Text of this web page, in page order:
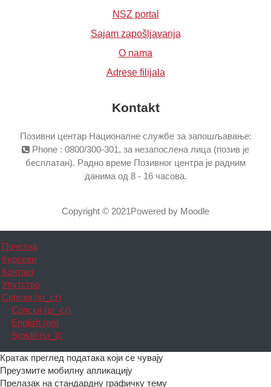
NSZ portal
Sajam zapošljavanja
O nama
Adrese filijala
Kontakt
Позивни центар Националне службе за запошљавање:
Phone : 0800/300-301, за незапослена лица (позив је
бесплатан). Радно време Позивног центра је радним
данима од 8 - 16 часова.
Copyright © 2021Powered by Moodle
Почетна
Курсеви
Контакт
Упутство
Српски ‎(sr_cr)‎
Српски ‎(sr_cr)‎
English ‎(en)‎
Srpski ‎(sr_lt)‎
Кратак преглед података који се чувају
Преузмите мобилну апликацију
Прелазак на стандардну графичку тему